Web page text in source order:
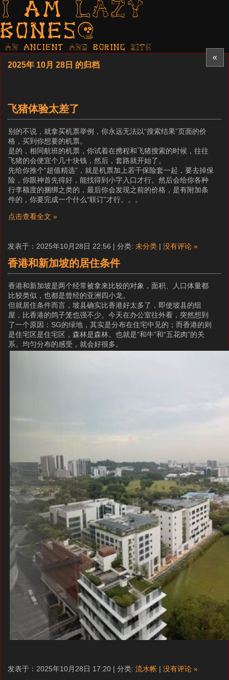
I am LAZY
bones?
AN ancient AND boring SITE
«
2025年 10月 28日 的归档
飞猪体验太差了
别的不说，就拿买机票举例，你永远无法以“搜索结果”页面的价
格，买到你想要的机票。
是的，相同航班的机票，你试着在携程和飞猪搜索的时候，往往
飞猪的会便宜个几十块钱，然后，套路就开始了。
先给你推个“超值精选”，就是机票加上若干保险套一起，要去掉保
险，你眼神首先得好，能找得到小字入口才行。然后会给你各种
行李额度的捆绑之类的，最后你会发现之前的价格，是有附加条
件的，你要完成一个什么“联订”才行。。。
点击查看全文 »
发表于：2025年10月28日 22:56 | 分类: 未分类 | 没有评论 »
香港和新加坡的居住条件
香港和新加坡是两个经常被拿来比较的对象，面积、人口体量都
比较类似，也都是曾经的亚洲四小龙。
但就居住条件而言，坡县确实比香港好太多了，即使坡县的组
屋，比香港的鸽子笼也强不少。今天在办公室往外看，突然想到
了一个原因：SG的绿地，其实是分布在住宅中见的；而香港的则
是住宅区是住宅区，森林是森林。也就是“和牛”和“五花肉”的关
系。均匀分布的感受，就会好很多。
发表于：2025年10月28日 17:20 | 分类: 流水帐 | 没有评论 »